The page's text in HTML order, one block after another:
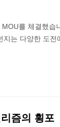
를 체결했습
는 다양한 도전
즘의 횡포